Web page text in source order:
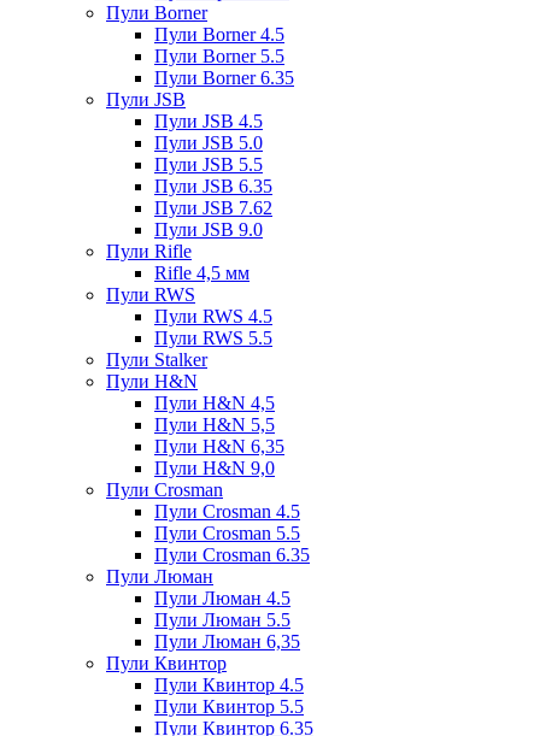
Пули Borner
Пули Borner 4.5
Пули Borner 5.5
Пули Borner 6.35
Пули JSB
Пули JSB 4.5
Пули JSB 5.0
Пули JSB 5.5
Пули JSB 6.35
Пули JSB 7.62
Пули JSB 9.0
Пули Rifle
Rifle 4,5 мм
Пули RWS
Пули RWS 4.5
Пули RWS 5.5
Пули Stalker
Пули H&N
Пули H&N 4,5
Пули H&N 5,5
Пули H&N 6,35
Пули H&N 9,0
Пули Crosman
Пули Crosman 4.5
Пули Crosman 5.5
Пули Crosman 6.35
Пули Люман
Пули Люман 4.5
Пули Люман 5.5
Пули Люман 6,35
Пули Квинтор
Пули Квинтор 4.5
Пули Квинтор 5.5
Пули Квинтор 6.35